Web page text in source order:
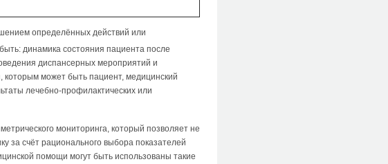
определённых действий или
динамика состояния пациента после
диспансерных мероприятий и
которым может быть пациент, медицинский
лечебно-профилактических или
мониторинга, который позволяет не
за счёт рационального выбора показателей
помощи могут быть использованы такие